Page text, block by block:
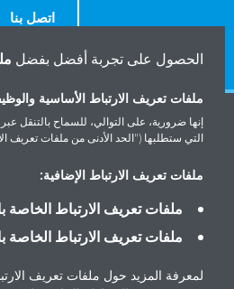
اتصل بنا
المنتجات
الحصول على تجربة أفضل بفضل
ملفات تعريف الارتباط الأساسية
إنها ضرورية، على التوالي، للسماح بالتنقل عبر
التي ستطلبها ("الحد الأدنى من ملفات تعريف
ملفات تعريف الارتباط الإضافية:
ملفات تعريف الارتباط الخاصة
ملفات تعريف الارتباط الخاصة
لمعرفة المزيد حول ملفات تعريف